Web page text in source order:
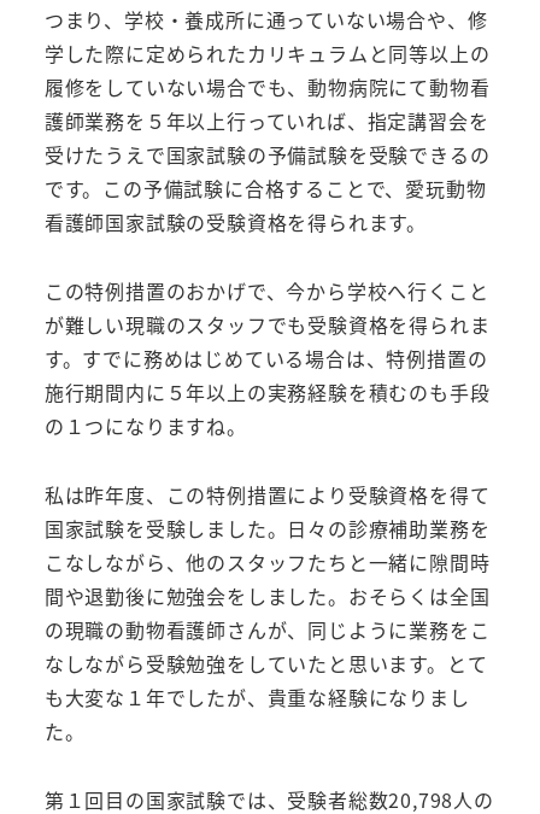
つまり、学校・養成所に通っていない場合や、修
学した際に定められたカリキュラムと同等以上の
履修をしていない場合でも、動物病院にて動物看
護師業務を５年以上行っていれば、指定講習会を
受けたうえで国家試験の予備試験を受験できるの
です。この予備試験に合格することで、愛玩動物
看護師国家試験の受験資格を得られます。
この特例措置のおかげで、今から学校へ行くこと
が難しい現職のスタッフでも受験資格を得られま
す。すでに務めはじめている場合は、特例措置の
施行期間内に５年以上の実務経験を積むのも手段
の１つになりますね。
私は昨年度、この特例措置により受験資格を得て
国家試験を受験しました。日々の診療補助業務を
こなしながら、他のスタッフたちと一緒に隙間時
間や退勤後に勉強会をしました。おそらくは全国
の現職の動物看護師さんが、同じように業務をこ
なしながら受験勉強をしていたと思います。とて
も大変な１年でしたが、貴重な経験になりまし
た。
第１回目の国家試験では、受験者総数20,798人の